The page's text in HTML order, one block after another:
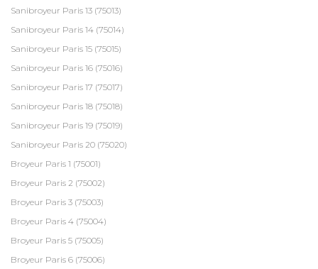
Sanibroyeur Paris 13 (75013)
Sanibroyeur Paris 14 (75014)
Sanibroyeur Paris 15 (75015)
Sanibroyeur Paris 16 (75016)
Sanibroyeur Paris 17 (75017)
Sanibroyeur Paris 18 (75018)
Sanibroyeur Paris 19 (75019)
Sanibroyeur Paris 20 (75020)
Broyeur Paris 1 (75001)
Broyeur Paris 2 (75002)
Broyeur Paris 3 (75003)
Broyeur Paris 4 (75004)
Broyeur Paris 5 (75005)
Broyeur Paris 6 (75006)